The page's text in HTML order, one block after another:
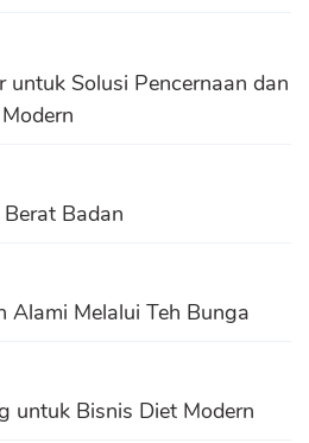
untuk Solusi Pencernaan dan
Badan
Alami Melalui Teh Bunga
untuk Bisnis Diet Modern